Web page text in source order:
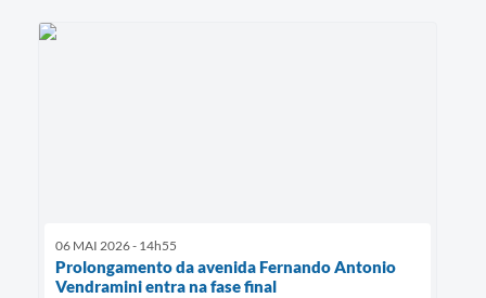
06 MAI 2026 - 14h55
Prolongamento da avenida Fernando Antonio
Vendramini entra na fase final